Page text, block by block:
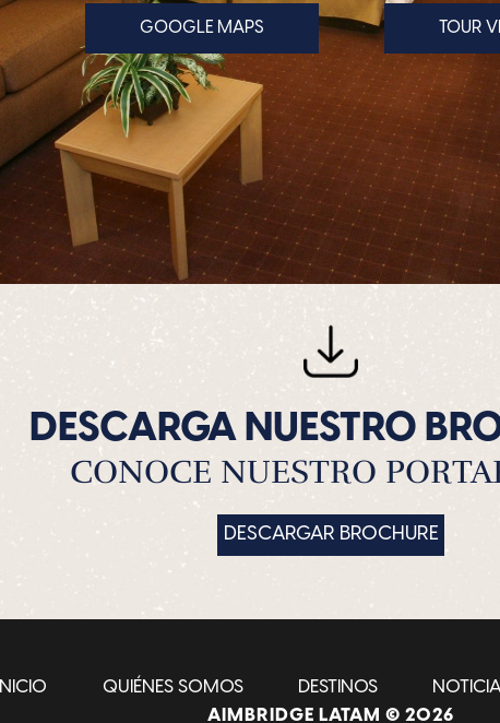
GOOGLE MAPS TOUR
DESCARGA NUESTRO
CONOCE NUESTRO
DESCARGAR BROCHURE
INICIO QUIÉNES SOMOS DESTINOS
AIMBRIDGE LATAM © 2026